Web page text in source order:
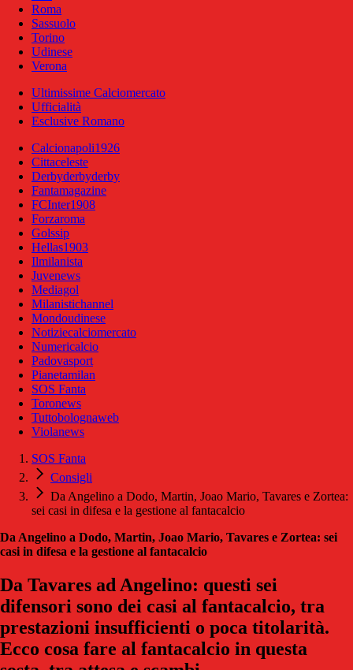
Roma
Sassuolo
Torino
Udinese
Verona
Ultimissime Calciomercato
Ufficialità
Esclusive Romano
Calcionapoli1926
Cittaceleste
Derbyderbyderby
Fantamagazine
FCInter1908
Forzaroma
Golssip
Hellas1903
Ilmilanista
Juvenews
Mediagol
Milanistichannel
Mondoudinese
Notiziecalciomercato
Numericalcio
Padovasport
Pianetamilan
SOS Fanta
Toronews
Tuttobolognaweb
Violanews
SOS Fanta
Consigli
Da Angelino a Dodo, Martin, Joao Mario, Tavares e Zortea:
sei casi in difesa e la gestione al fantacalcio
Da Angelino a Dodo, Martin, Joao Mario, Tavares e Zortea: sei
casi in difesa e la gestione al fantacalcio
Da Tavares ad Angelino: questi sei
difensori sono dei casi al fantacalcio, tra
prestazioni insufficienti o poca titolarità.
Ecco cosa fare al fantacalcio in questa